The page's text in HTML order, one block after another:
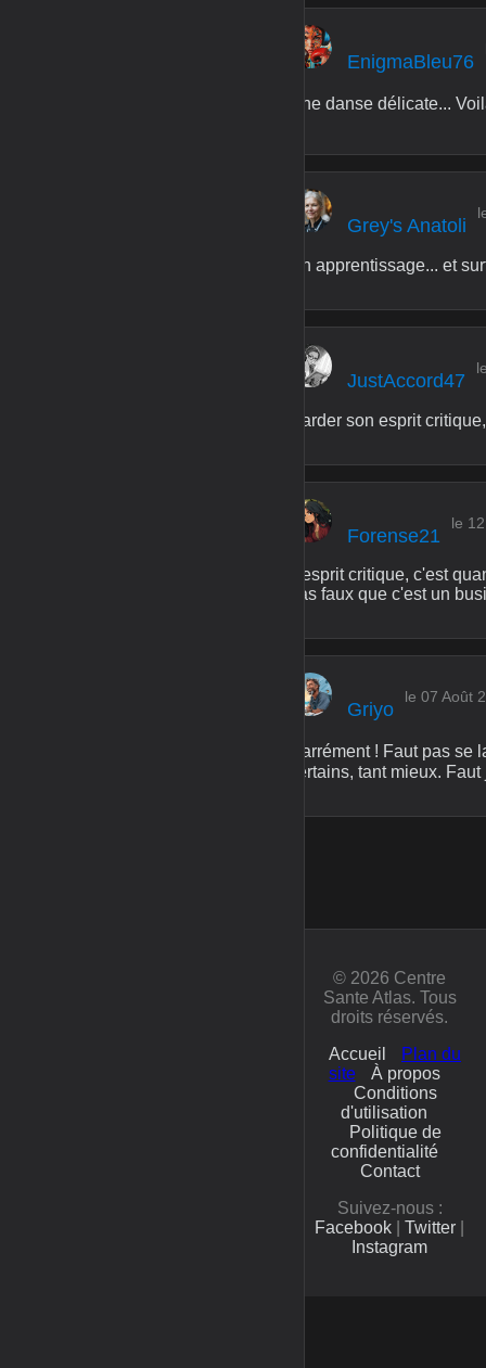
EnigmaBleu76
Une danse délicate...
Grey's Anatoli
Un apprentissage... et
JustAccord47
Garder son esprit
Forense21
le
L'esprit critique, c'est
pas faux que c'est un
Griyo
le 07 Août
Carrément ! Faut pas
certains, tant mieux.
© 2026 Centre
Sante Atlas. Tous
droits réservés.
Accueil
Plan du
site
À propos
Conditions
d'utilisation
Politique de
confidentialité
Contact
Suivez-nous :
Facebook
Twitter
Instagram